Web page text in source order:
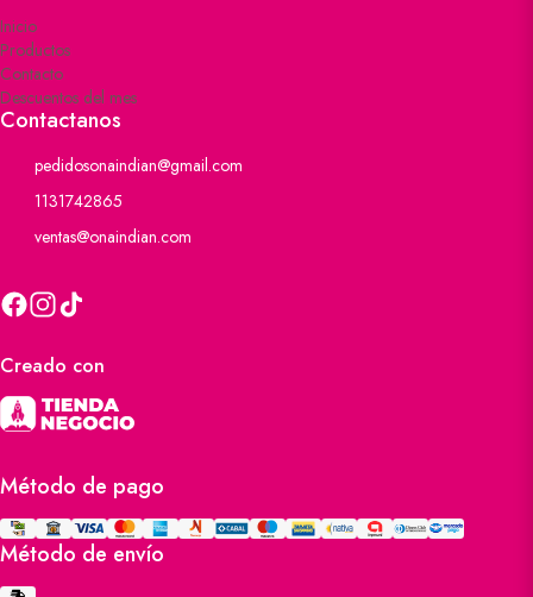
Inicio
Productos
Contacto
Descuentos del mes
Contactanos
pedidosonaindian@gmail.com
1131742865
ventas@onaindian.com
Creado con
Método de pago
Método de envío